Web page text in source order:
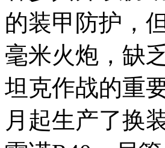
的装甲防护，
毫米火炮，缺
坦克作战的重
月起生产了换